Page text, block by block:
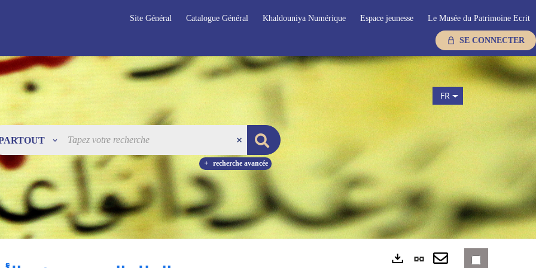
Site Général Catalogue Général Khaldouniya Numérique Espace jeunesse Le Musée du Patrimoine Ecrit
SE CONNECTER
recherche avancée
FR
Lien